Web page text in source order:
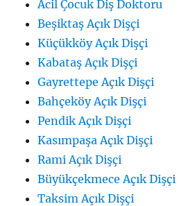
Acil Çocuk Diş Doktoru
Beşiktaş Açık Dişçi
Küçükköy Açık Dişçi
Kabataş Açık Dişçi
Gayrettepe Açık Dişçi
Bahçeköy Açık Dişçi
Pendik Açık Dişçi
Kasımpaşa Açık Dişçi
Rami Açık Dişçi
Büyükçekmece Açık Dişçi
Taksim Açık Dişçi